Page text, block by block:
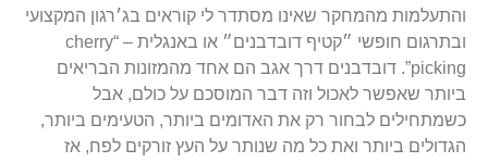
והתעלמות מהמחקר שאינו מסתדר לי קוראים בג׳רגון המקצועי
ובתרגום חופשי ״קטיף דובדבנים״ או באנגלית – “cherry
picking”. דובדבנים דרך אגב הם אחד מהמזונות הבריאים
ביותר שאפשר לאכול וזה דבר המוסכם על כולם, אבל
כשמתחילים לבחור רק את האדומים ביותר, הטעימים ביותר,
הגדולים ביותר ואת כל מה שנותר על העץ זורקים לפח, אז